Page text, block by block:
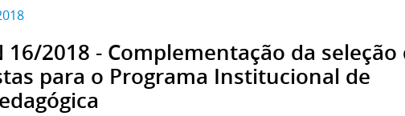
16/2018 - Complementação da seleção
para o Programa Institucional de